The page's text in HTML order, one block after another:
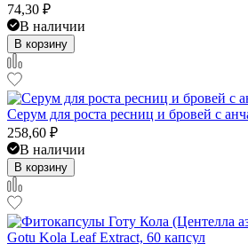
74,30 ₽
В наличии
В корзину
Серум для роста ресниц и бровей с
258,60 ₽
В наличии
В корзину